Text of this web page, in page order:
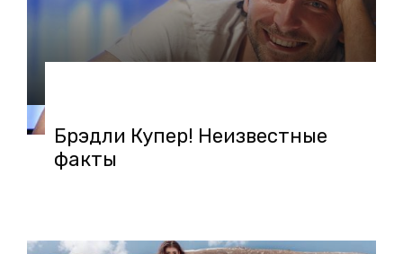
Брэдли Купер! Неизвестные
факты